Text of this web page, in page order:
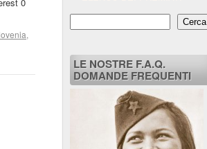
,
Cerca
LE NOSTRE F.A.Q.
DOMANDE FREQUENTI